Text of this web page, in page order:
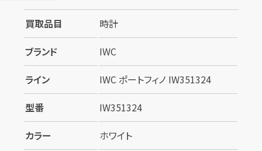
買取品目
時計
ブランド
IWC
ライン
IWC ポートフィノ IW351324
型番
IW351324
カラー
ホワイト